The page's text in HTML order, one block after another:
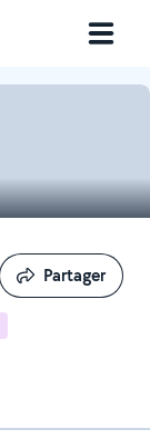
Partager
Partager